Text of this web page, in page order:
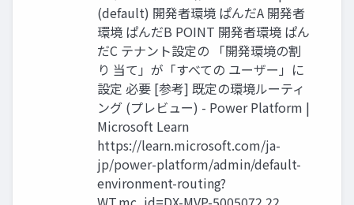
(default) 開発者環境 ぱんだA 開発者
環境 ぱんだB POINT 開発者環境 ぱん
だC テナント設定の 「開発環境の割
り 当て」が「すべての ユーザー」に
設定 必要 [参考] 既定の環境ルーティ
ング (プレビュー) - Power Platform |
Microsoft Learn
https://learn.microsoft.com/ja-
jp/power-platform/admin/default-
environment-routing?